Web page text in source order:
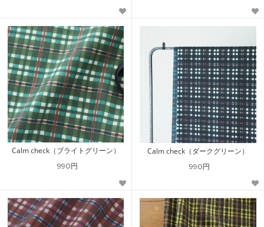
Calm check（ブライトグリーン）
990円
Calm check（ダークグリーン）
990円